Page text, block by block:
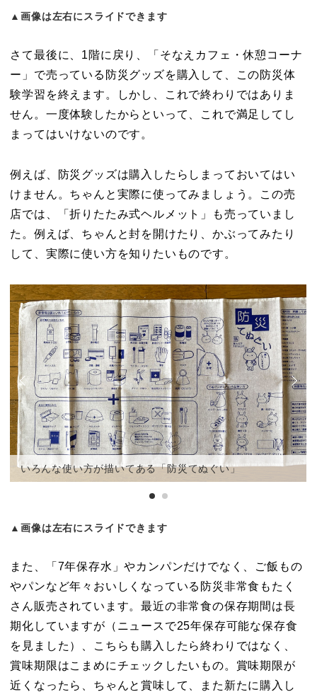
▲画像は左右にスライドできます
さて最後に、1階に戻り、「そなえカフェ・休憩コーナ
ー」で売っている防災グッズを購入して、この防災体
験学習を終えます。しかし、これで終わりではありま
せん。一度体験したからといって、これで満足してし
まってはいけないのです。
例えば、防災グッズは購入したらしまっておいてはい
けません。ちゃんと実際に使ってみましょう。この売
店では、「折りたたみ式ヘルメット」も売っていまし
た。例えば、ちゃんと封を開けたり、かぶってみたり
して、実際に使い方を知りたいものです。
いろんな使い方が描いてある「防災てぬぐい」
▲画像は左右にスライドできます
また、「7年保存水」やカンパンだけでなく、ご飯もの
やパンなど年々おいしくなっている防災非常食もたく
さん販売されています。最近の非常食の保存期間は長
期化していますが（ニュースで25年保存可能な保存食
を見ました）、こちらも購入したら終わりではなく、
賞味期限はこまめにチェックしたいもの。賞味期限が
近くなったら、ちゃんと賞味して、また新たに購入し